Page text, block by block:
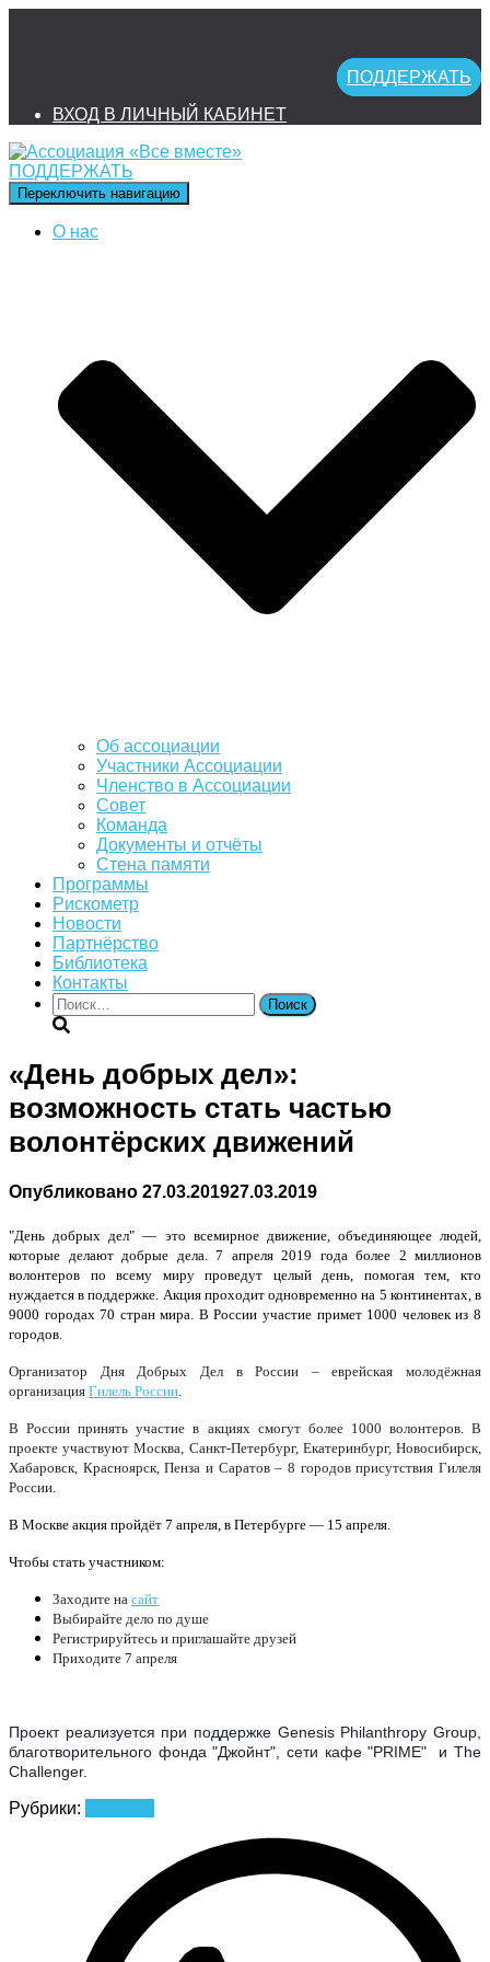
ПОДДЕРЖАТЬ
ВХОД В ЛИЧНЫЙ КАБИНЕТ
ПОДДЕРЖАТЬ
Переключить навигацию
О нас
Об ассоциации
Участники Ассоциации
Членство в Ассоциации
Совет
Команда
Документы и отчёты
Стена памяти
Программы
Рискометр
Новости
Партнёрство
Библиотека
Контакты
Найти:
«День добрых дел»:
возможность стать частью
волонтёрских движений
Опубликовано 27.03.201927.03.2019
"День добрых дел" — это всемирное движение, объединяющее людей,
которые делают добрые дела. 7 апреля 2019 года более 2 миллионов
волонтеров по всему миру проведут целый день, помогая тем, кто
нуждается в поддержке. Акция проходит одновременно на 5 континентах, в
9000 городах 70 стран мира. В России участие примет 1000 человек из 8
городов.
Организатор Дня Добрых Дел в России – еврейская молодёжная
организация Гилель России.
В России принять участие в акциях смогут более 1000 волонтеров. В
проекте участвуют Москва, Санкт-Петербург, Екатеринбург, Новосибирск,
Хабаровск, Красноярск, Пенза и Саратов – 8 городов присутствия Гилеля
России.
В Москве акция пройдёт 7 апреля, в Петербурге — 15 апреля.
Чтобы стать участником:
Заходите на сайт
Выбирайте дело по душе
Регистрируйтесь и приглашайте друзей
Приходите 7 апреля
Проект реализуется при поддержке Genesis Philanthropy Group,
благотворительного фонда "Джойнт", сети кафе "PRIME"  и The
Challenger.
Рубрики: